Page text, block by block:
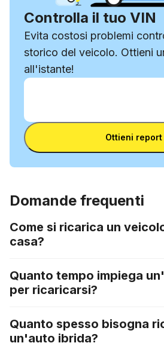
Controlla il tuo VIN
Evita costosi problemi
storico del veicolo. Ottieni
all'istante!
Inserisci il VIN
Inserisci il VIN
Ottieni report
Domande frequenti
Come si ricarica un
casa?
Quanto tempo impiega
per ricaricarsi?
Quanto spesso bisogna
un'auto ibrida?